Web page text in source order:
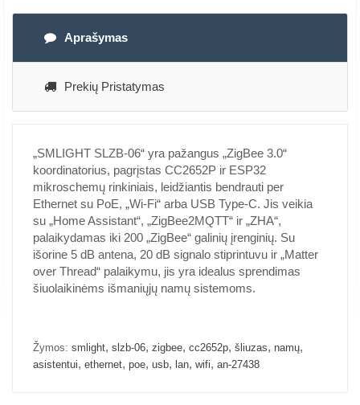
Aprašymas
Prekių Pristatymas
„SMLIGHT SLZB-06“ yra pažangus „ZigBee 3.0“
koordinatorius, pagrįstas CC2652P ir ESP32
mikroschemų rinkiniais, leidžiantis bendrauti per
Ethernet su PoE, „Wi-Fi“ arba USB Type-C. Jis veikia
su „Home Assistant“, „ZigBee2MQTT“ ir „ZHA“,
palaikydamas iki 200 „ZigBee“ galinių įrenginių. Su
išorine 5 dB antena, 20 dB signalo stiprintuvu ir „Matter
over Thread“ palaikymu, jis yra idealus sprendimas
šiuolaikinėms išmaniųjų namų sistemoms.
Žymos: smlight, slzb-06, zigbee, cc2652p, šliuzas, namų,
asistentui, ethernet, poe, usb, lan, wifi, an-27438